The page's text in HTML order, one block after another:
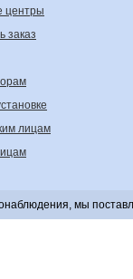
центры
заказ
лицам
мы